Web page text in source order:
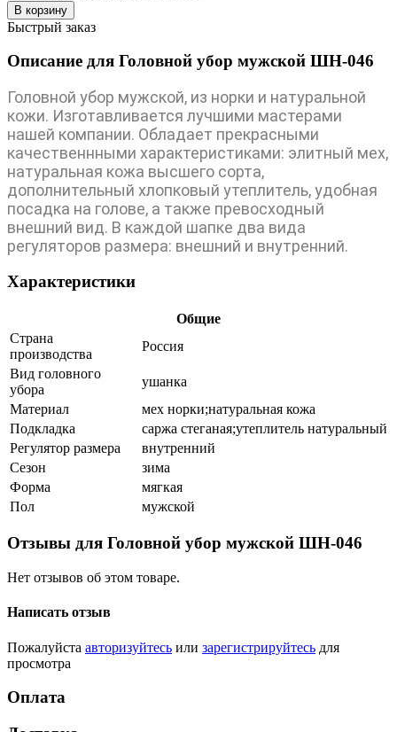
В корзину
Быстрый заказ
Описание для Головной убор мужской ШН-046
Головной убор мужской, из норки и натуральной
кожи. Изготавливается лучшими мастерами
нашей компании. Обладает прекрасными
качественнными характеристиками: элитный мех,
натуральная кожа высшего сорта,
дополнительный хлопковый утеплитель, удобная
посадка на голове, а также превосходный
внешний вид. В каждой шапке два вида
регуляторов размера: внешний и внутренний.
Характеристики
Общие
Страна
производства
Россия
Вид головного
убора
ушанка
Материал
мех норки;натуральная кожа
Подкладка
саржа стеганая;утеплитель натуральный
Регулятор размера
внутренний
Сезон
зима
Форма
мягкая
Пол
мужской
Отзывы для Головной убор мужской ШН-046
Нет отзывов об этом товаре.
Написать отзыв
Пожалуйста авторизуйтесь или зарегистрируйтесь для
просмотра
Оплата